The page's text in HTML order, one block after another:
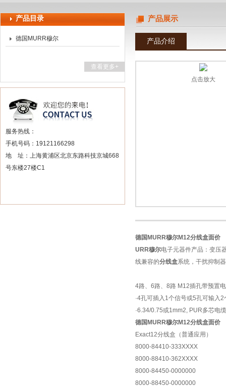
产品目录
德国MURR穆尔
查看更多+
服务热线：
手机号码：19121166298
地 址：上海黄浦区北京东路科技京城668
号东楼27楼C1
产品展示
产品介绍
点击放大
德国MURR穆尔M12分线盒面价
URR穆尔电子元器件产品：变压
线兼容的分线盒系统，干扰抑制
4路、6路、8路 M12插孔带预置
·4孔可插入1个信号或5孔可输入2
·6.34/0.75或1mm2, PUR多芯电缆
德国MURR穆尔M12分线盒面价
Exact12分线盒 （普通应用 ）
8000-84410-333XXXX
8000-88410-362XXXX
8000-84450-0000000
8000-88450-0000000